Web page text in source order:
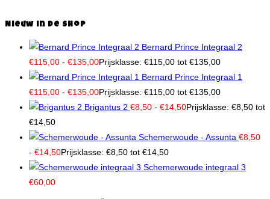
Nieuw in de shop
Bernard Prince Integraal 2
€115,00 - €135,00Prijsklasse: €115,00 tot €135,00
Bernard Prince Integraal 1
€115,00 - €135,00Prijsklasse: €115,00 tot €135,00
Brigantus 2 €8,50 - €14,50Prijsklasse: €8,50 tot
€14,50
Schemerwoude - Assunta €8,50
- €14,50Prijsklasse: €8,50 tot €14,50
Schemerwoude integraal 3
€60,00